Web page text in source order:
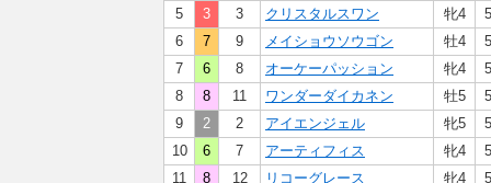
5
3 3 クリスタルスワン 牝4
6
7 9 メイショウソウゴン 牡4
7
6 8 オーケーパッション 牝4
8
8 11 ワンダーダイカネン 牡5
9
2 2 アイエンジェル 牝5
10
6 7 アーティフィス 牝4
11
8 12 リコーグレース 牝4